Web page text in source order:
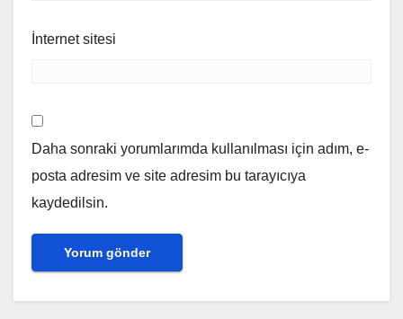
İnternet sitesi
Daha sonraki yorumlarımda kullanılması için adım, e-
posta adresim ve site adresim bu tarayıcıya
kaydedilsin.